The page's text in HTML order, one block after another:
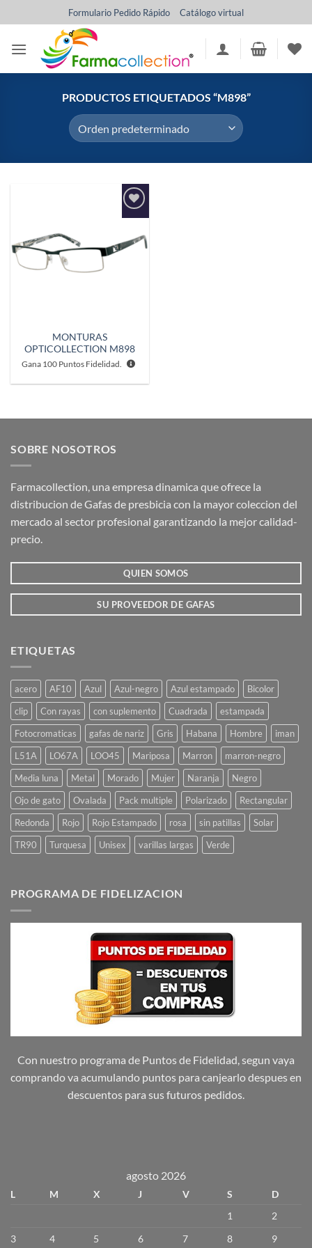
al
contenido
Formulario Pedido Rápido Catálogo virtual
PRODUCTOS ETIQUETADOS “M898”
Añadir
lista de
deseos
MONTURAS
OPTICOLLECTION M898
Gana 100Puntos Fidelidad.
SOBRE NOSOTROS
Farmacollection, una empresa dinamica que ofrece la
distribucion de Gafas de presbicia con la mayor coleccion del
mercado al sector profesional garantizando la mejor calidad-
precio.
QUIEN SOMOS
SU PROVEEDOR DE GAFAS
ETIQUETAS
acero AF10 Azul Azul-negro Azul estampado
Bicolor
clip
Con rayas con suplemento Cuadrada
estampada
Fotocromaticas
gafas de nariz Gris Habana Hombre
iman
L51A
LO67A LOO45 Mariposa Marron
marron-negro
Media luna
Metal Morado Mujer Naranja
Negro
Ojo de gato
Ovalada Pack multiple Polarizado
Rectangular
Redonda
Rojo Rojo Estampado rosa sin patillas
Solar
TR90
Turquesa Unisex varillas largas Verde
PROGRAMA DE FIDELIZACION
Con nuestro programa de Puntos de Fidelidad, segun vaya
comprando va acumulando puntos para canjearlo despues en
descuentos para sus futuros pedidos.
agosto 2026
L M X J V S
D
1
2
3
4 5 6 7 8 9